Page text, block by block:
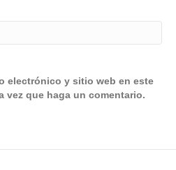
electrónico y sitio web en este
vez que haga un comentario.